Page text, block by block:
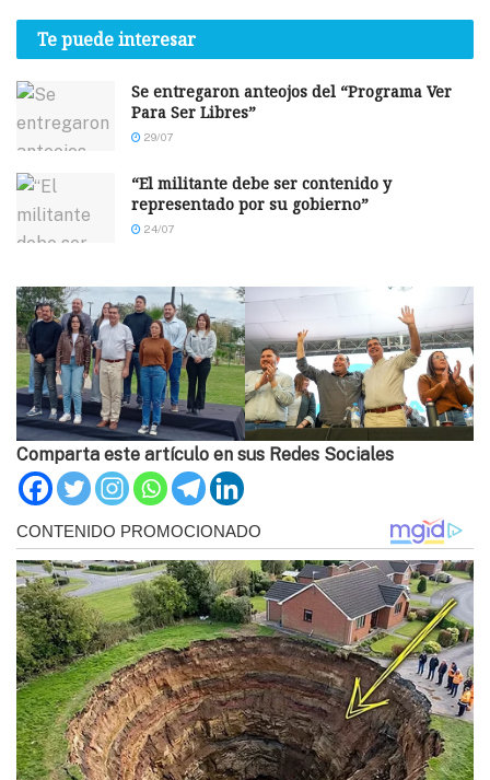
Te puede interesar
Se entregaron anteojos del “Programa Ver
Para Ser Libres”
29/07
“El militante debe ser contenido y
representado por su gobierno”
24/07
Comparta este artículo en sus Redes Sociales